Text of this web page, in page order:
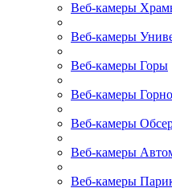
Веб-камеры
Веб-камеры
Веб-камеры Горы
Веб-камеры
Веб-камеры
Веб-камеры
Веб-камеры